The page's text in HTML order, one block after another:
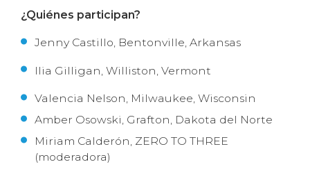
¿Quiénes participan?
Jenny Castillo, Bentonville, Arkansas
Ilia Gilligan, Williston, Vermont
Valencia Nelson, Milwaukee, Wisconsin
Amber Osowski, Grafton, Dakota del Norte
Miriam Calderón, ZERO TO THREE
(moderadora)